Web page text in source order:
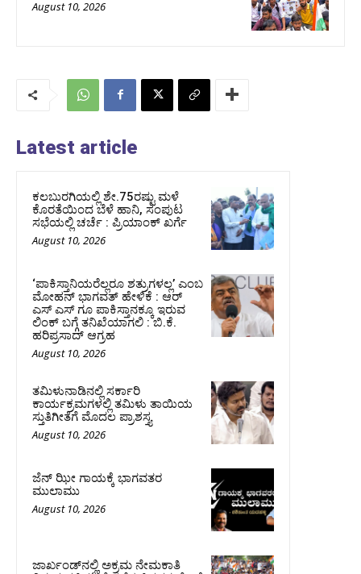
August 10, 2026
Latest article
ಕಲಬುರಗಿಯಲ್ಲಿ ಶೇ.75ರಷ್ಟು ಮಳೆ
ಕೊರತೆಯಿಂದ ಬೆಳೆ ಹಾನಿ, ಸಂಪುಟ‌
ಸಭೆಯಲ್ಲಿ ಚರ್ಚೆ : ಪ್ರಿಯಾಂಕ್ ಖರ್ಗೆ
August 10, 2026
‘ಪಾಕಿಸ್ತಾನಿಯರೆಲ್ಲರೂ ಶತ್ರುಗಳಲ್ಲ’ ಎಂಬ
ಮೋಹನ್‌ ಭಾಗವತ್ ಹೇಳಿಕೆ : ಆರ್
ಎಸ್ ಎಸ್ ಗೂ ಪಾಕಿಸ್ತಾನಕ್ಕೂ ಇರುವ
ಲಿಂಕ್ ಬಗ್ಗೆ ತನಿಖೆಯಾಗಲಿ : ಬಿ.ಕೆ.
ಹರಿಪ್ರಸಾದ್‌ ಆಗ್ರಹ
August 10, 2026
ತಮಿಳುನಾಡಿನಲ್ಲಿ ಸರ್ಕಾರಿ
ಕಾರ್ಯಕ್ರಮಗಳಲ್ಲಿ ತಮಿಳು ತಾಯಿಯ
ಸ್ತುತಿಗೀತೆಗೆ ಮೊದಲ ಪ್ರಾಶಸ್ತ್ಯ
August 10, 2026
ಜೆನ್ ಝೀ ಗಾಯಕ್ಕೆ ಭಾಗವತರ
ಮುಲಾಮು
August 10, 2026
ಜಾರ್ಖಂಡ್‌ನಲ್ಲಿ ಅಕ್ರಮ ನೇಮಕಾತಿ